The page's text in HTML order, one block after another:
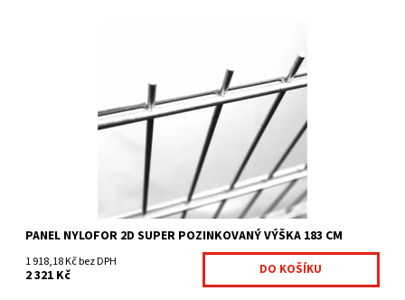
Svařované panely Nylofor 2D Super jsou: pevnější varianta
Nyloforu 2D průměr vertikálního drátu je 6 mm...
Na centrálním skladě
7009094-252
Betafence
PANEL NYLOFOR 2D SUPER POZINKOVANÝ VÝŠKA 183 CM
1 918,18 Kč bez DPH
2 321 Kč